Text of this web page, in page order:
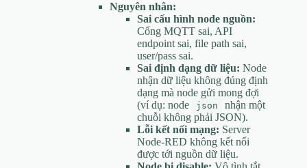
Nguyên nhân:
Sai cấu hình node nguồn:
Cổng MQTT sai, API
endpoint sai, file path sai,
user/pass sai.
Sai định dạng dữ liệu: Node
nhận dữ liệu không đúng định
dạng mà node gửi mong đợi
(ví dụ: node
json
nhận một
chuỗi không phải JSON).
Lỗi kết nối mạng: Server
Node-RED không kết nối
được tới nguồn dữ liệu.